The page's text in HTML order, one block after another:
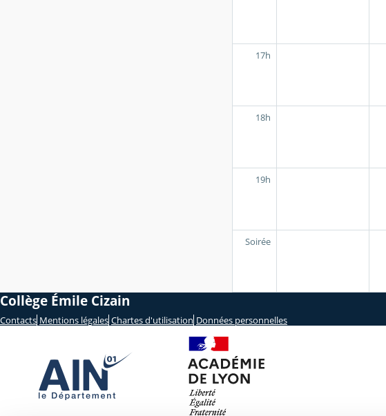
17h
18h
19h
Soirée
Collège Émile Cizain
Contacts Mentions légales Chartes d'utilisation Données personnelles